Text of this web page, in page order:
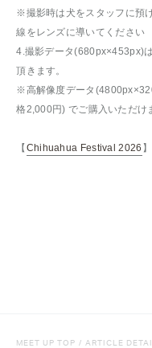
※撮影時は犬をスタッフに預
線をレンズに導いてください
4.撮影データ(680px×453px)
頂きます。
※高解像度データ
格2,000円) でご購入いただけ
【Chihuahua Festival 2026 】
MEET UP TOP / ARTICLE